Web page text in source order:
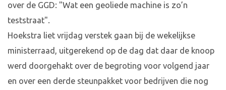
over de GGD: "Wat een geoliede machine is zo’n
teststraat".
Hoekstra liet vrijdag verstek gaan bij de wekelijkse
ministerraad, uitgerekend op de dag dat daar de knoop
werd doorgehakt over de begroting voor volgend jaar
en over een derde steunpakket voor bedrijven die nog